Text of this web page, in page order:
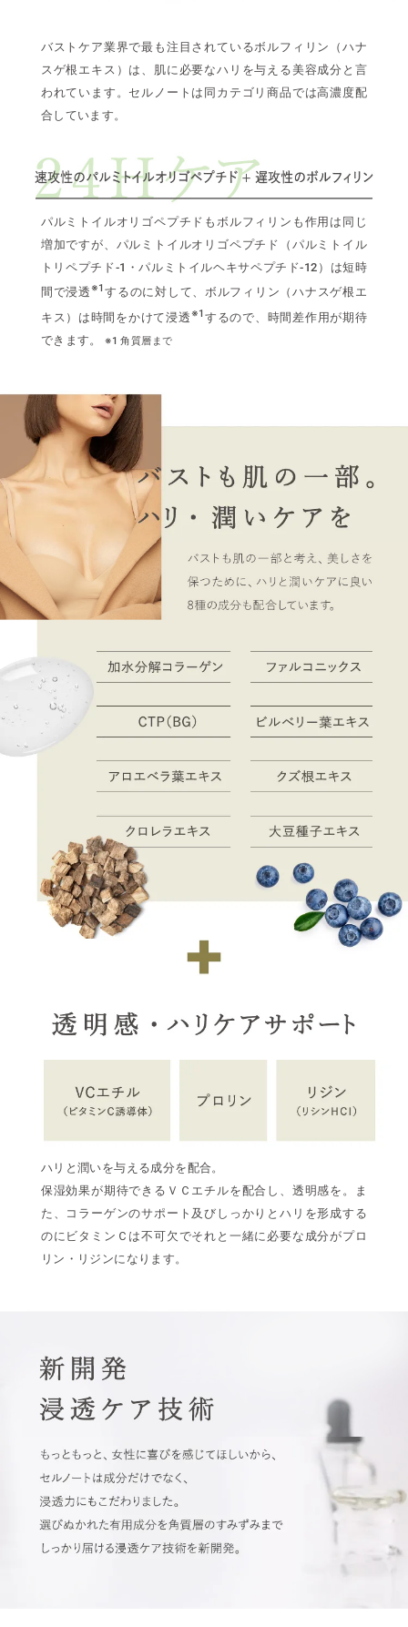
バストケア業界で最も注目されているボルフィリン（ハナ
スゲ根エキス）は、肌に必要なハリを与える美容成分と言
われています。セルノートは同カテゴリ商品では高濃度配
合しています。
パルミトイルオリゴペプチドもボルフィリンも作用は同じ
増加ですが、パルミトイルオリゴペプチド（パルミトイル
トリペプチド-1・パルミトイルヘキサペプチド-12）は短時
間で浸透※1 するのに対して、ボルフィリン（ハナスゲ根エ
キス）は時間をかけて浸透※1 するので、時間差作用が期待
できます。
※1 角質層まで
ハリと潤いを与える成分を配合。
保湿効果が期待できるＶＣエチルを配合し、透明感を。ま
た、コラーゲンのサポート及びしっかりとハリを形成する
のにビタミンＣは不可欠でそれと一緒に必要な成分がプロ
リン・リジンになります。